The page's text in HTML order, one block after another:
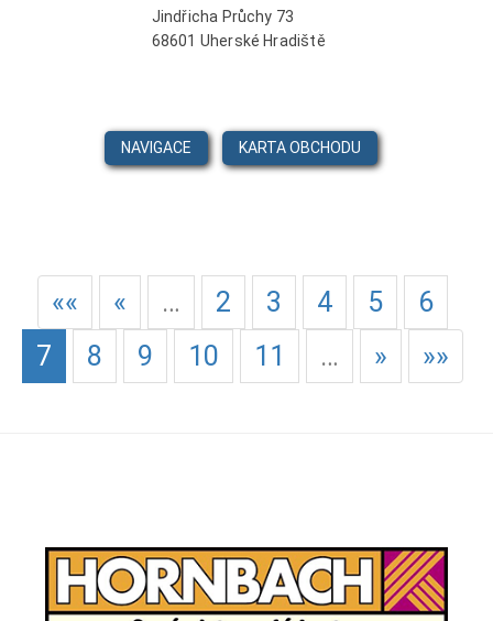
Jindřicha Průchy 73
68601 Uherské Hradiště
NAVIGACE KARTA OBCHODU
«« « … 2 3 4 5
6
7
8 9 10 11 … » »»